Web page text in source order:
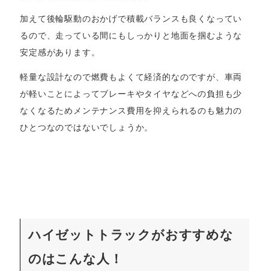
加えて後輪駆動のおかげで積載バランスも良くなってい
るので、走っている間にもしっかりと地面を掴むような
安定感があります。
軽量な設計なので燃費もよくて経済的なのですが、車両
が軽いことによってブレーキやタイヤなどへの負担も少
なくなるためメンテナンス費用を抑えられるのも魅力の
ひとつなのではないでしょうか。
ハイゼットトラックがおすすめな
のはこんな人！